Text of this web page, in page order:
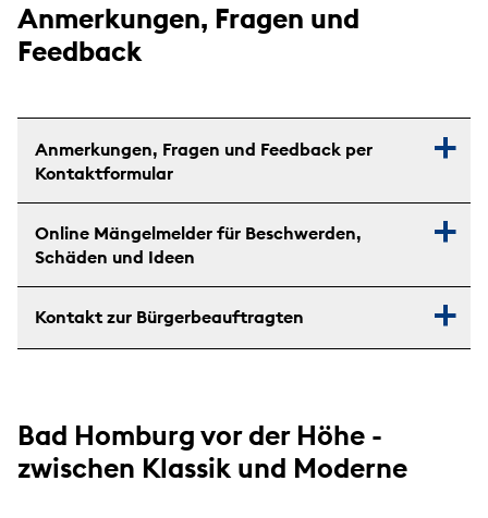
Anmerkungen, Fragen und
Feedback
Anmerkungen, Fragen und Feedback per
Kontaktformular
Online Mängelmelder für Beschwerden,
Schäden und Ideen
Kontakt zur Bürgerbeauftragten
Bad Homburg vor der Höhe -
zwischen Klassik und Moderne